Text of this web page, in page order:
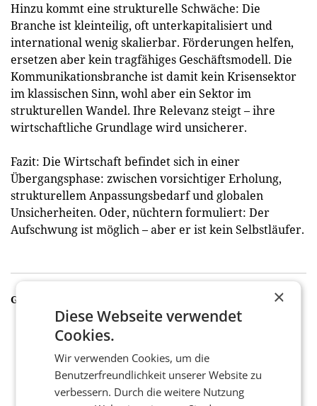
Hinzu kommt eine strukturelle Schwäche: Die
Branche ist kleinteilig, oft unterkapitalisiert und
international wenig skalierbar. Förderungen helfen,
ersetzen aber kein tragfähiges Geschäftsmodell. Die
Kommunikationsbranche ist damit kein Krisensektor
im klassischen Sinn, wohl aber ein Sektor im
strukturellen Wandel. Ihre Relevanz steigt – ihre
wirtschaftliche Grundlage wird unsicherer.
Fazit: Die Wirtschaft befindet sich in einer
Übergangsphase: zwischen vorsichtiger Erholung,
strukturellem Anpassungsbedarf und globalen
Unsicherheiten. Oder, nüchtern formuliert: Der
Aufschwung ist möglich – aber er ist kein Selbstläufer.
GALERIE ×
Diese Webseite verwendet
Cookies.
Wir verwenden Cookies, um die
Benutzerfreundlichkeit unserer Website zu
verbessern. Durch die weitere Nutzung